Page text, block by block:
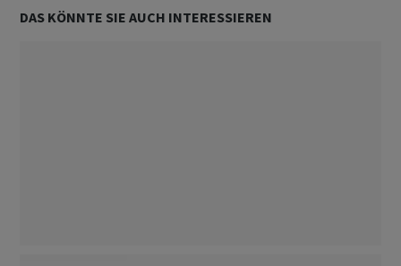
DAS KÖNNTE SIE AUCH INTERESSIEREN